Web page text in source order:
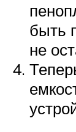
быть
не